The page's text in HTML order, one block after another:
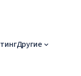
Другие